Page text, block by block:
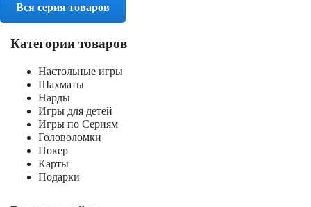
Вся серия товаров
Категории товаров
Настольные игры
Шахматы
Нарды
Игры для детей
Игры по Сериям
Головоломки
Покер
Карты
Подарки